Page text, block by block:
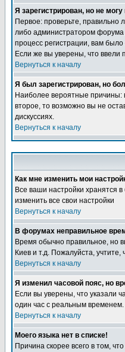
Я зарегистрирован, но не могу
Первое: проверьте, правильно
либо администратором форума
процесс регистрации, вам
Если же вы уверены, что ввели
Вернуться к началу
Я был зарегистрирован, но
Наиболее вероятные причины:
второе, то возможно вы не
дискуссиях.
Вернуться к началу
Как мне изменить мои
Все ваши настройки хранятся
изменить все свои настройки
Вернуться к началу
В форумах неправильное
Время обычно правильное, но
Киев и т.д. Пожалуйста,
Вернуться к началу
Я изменил часовой пояс, но
Если вы уверены, что указали
один час с реальным временем.
Вернуться к началу
Моего языка нет в списке!
Причина скорее всего в том,